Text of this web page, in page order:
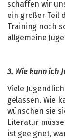
schaffen wir
ein großer Teil
Training noch
allgemeine
3. Wie kann ich
Viele
gelassen. Wie
wünschen sie
Literatur
ist geeignet,